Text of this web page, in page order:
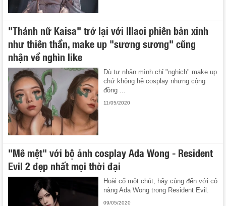
"Thánh nữ Kaisa" trở lại với Illaoi phiên bản xinh
như thiên thần, make up "sương sương" cũng
nhận về nghìn like
Dù tự nhận mình chỉ "nghịch" make up
chứ không hề cosplay nhưng cộng
đồng ...
11/05/2020
"Mê mệt" với bộ ảnh cosplay Ada Wong - Resident
Evil 2 đẹp nhất mọi thời đại
Hoài cổ một chút, hãy cùng đến với cô
nàng Ada Wong trong Resident Evil.
09/05/2020